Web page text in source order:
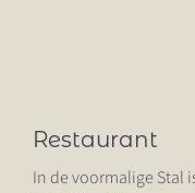
Restaurant
In de voormalige Stal